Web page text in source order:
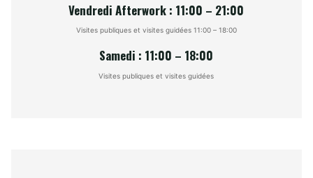
Vendredi Afterwork : 11:00 – 21:00
Visites publiques et visites guidées 11:00 – 18:00
Samedi : 11:00 – 18:00
Visites publiques et visites guidées